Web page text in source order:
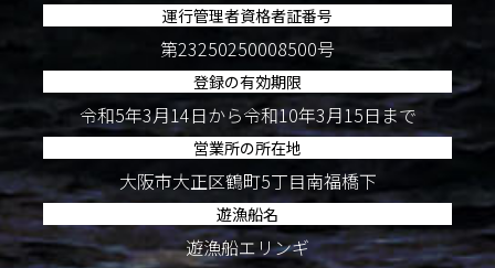
運行管理者資格者証番号
第23250250008500号
登録の有効期限
令和5年3月14日から令和10年3月15日まで
営業所の所在地
大阪市大正区鶴町5丁目南福橋下
遊漁船名
遊漁船エリンギ